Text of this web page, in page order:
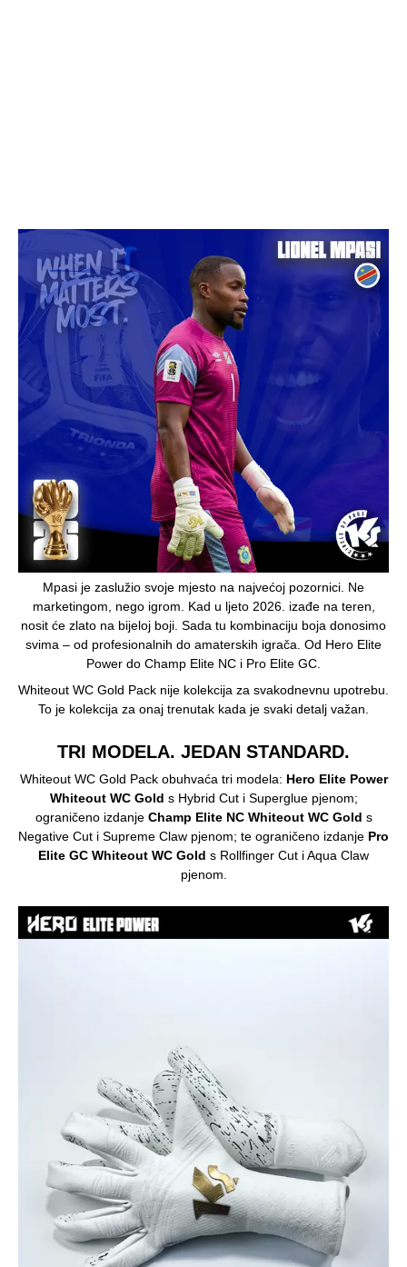
Mpasi je zaslužio svoje mjesto na najvećoj pozornici. Ne
marketingom, nego igrom. Kad u ljeto 2026. izađe na teren,
nosit će zlato na bijeloj boji. Sada tu kombinaciju boja donosimo
svima – od profesionalnih do amaterskih igrača. Od Hero Elite
Power do Champ Elite NC i Pro Elite GC.
Whiteout WC Gold Pack nije kolekcija za svakodnevnu upotrebu.
To je kolekcija za onaj trenutak kada je svaki detalj važan.
TRI MODELA. JEDAN STANDARD.
Whiteout WC Gold Pack obuhvaća tri modela: Hero Elite Power
Whiteout WC Gold s Hybrid Cut i Superglue pjenom;
ograničeno izdanje Champ Elite NC Whiteout WC Gold s
Negative Cut i Supreme Claw pjenom; te ograničeno izdanje Pro
Elite GC Whiteout WC Gold s Rollfinger Cut i Aqua Claw
pjenom.